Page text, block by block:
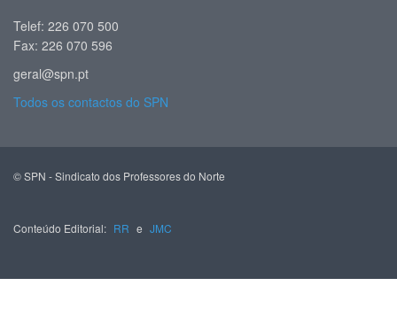
Telef: 226 070 500
Fax: 226 070 596
geral@spn.pt
Todos os contactos do SPN
© SPN - Sindicato dos Professores do Norte
Conteúdo Editorial: RR e JMC